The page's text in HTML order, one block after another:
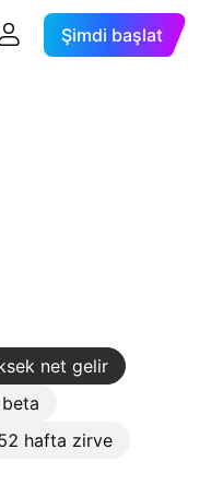
Şimdi başlat
net gelir
hafta zirve